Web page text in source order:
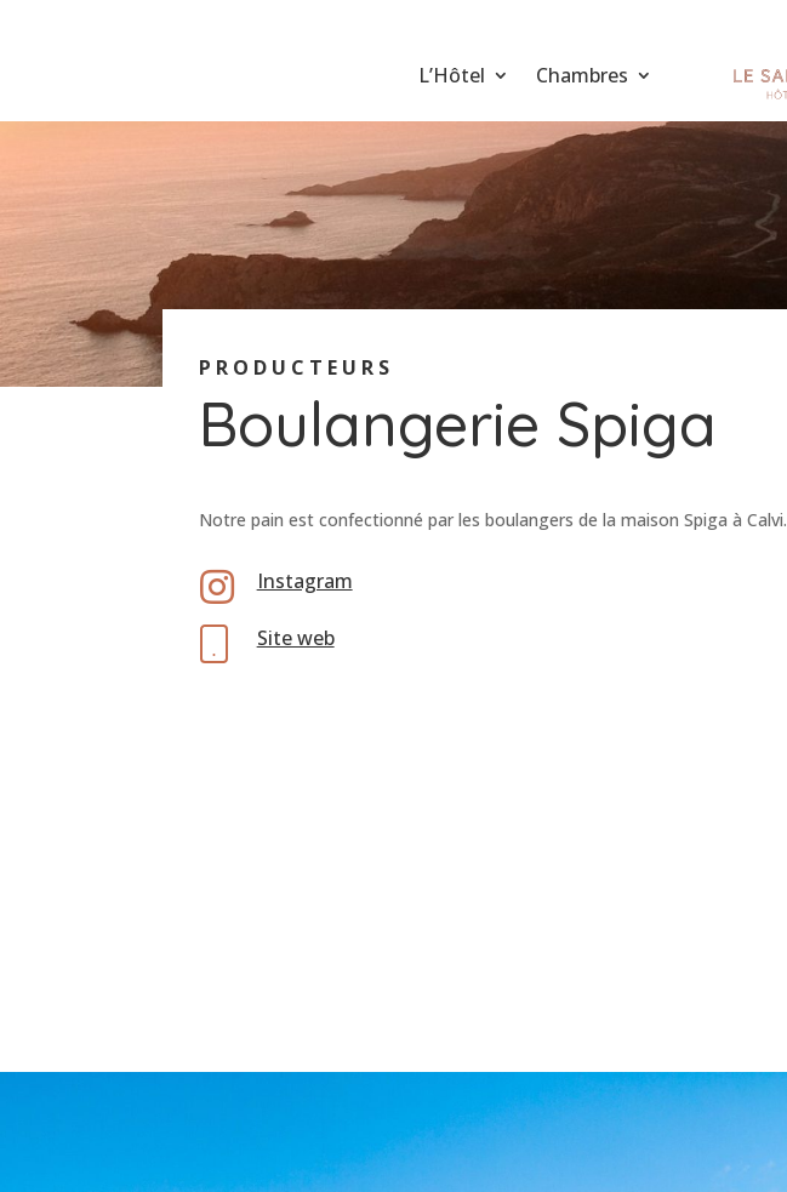
L’Hôtel Chambres
PRODUCTEURS
Boulangerie Spiga
Notre pain est confectionné par les boulangers de la maison Spiga à Calvi.
 Instagram
Site web